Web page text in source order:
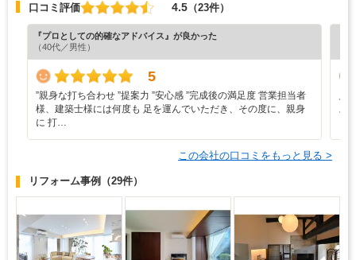
口コミ評価 4.5 （23件）
『プロとしての的確なアドバイス』が良かった
（40代／男性）
5
”‬親身な打ち合わせ ‪”‬提案力 ‪”‬安心感 ‪”‬完成後の満足度 営業担当者
様、建築士様には何度も 足を運んでいただき、その度に、親身
に 打…
ス
この会社の口コミをもっと見る >
リフォーム事例 （29件）